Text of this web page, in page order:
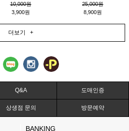
10,000원
3,900원
25,000원
8,900원
더보기 +
Q&A 도매인증
상생점 문의 방문예약
BANKING